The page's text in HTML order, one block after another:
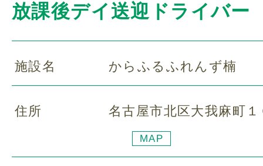
放課後デイ送迎ドライバ
施設名 からふるふれんず楠
住所 名古屋市北区大我麻町
MAP